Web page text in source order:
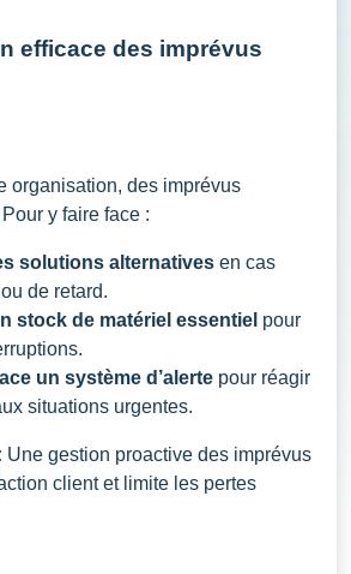
efficace des imprévus
organisation, des imprévus
y faire face :
solutions alternatives en cas
de retard.
stock de matériel essentiel pour
un système d’alerte pour réagir
situations urgentes.
Une gestion proactive des imprévus
client et limite les pertes